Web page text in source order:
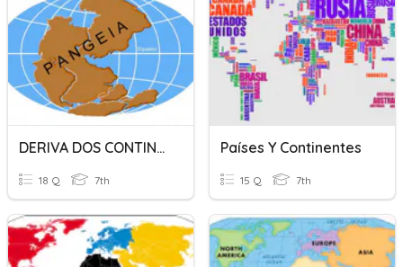
DERIVA DOS CONTINENTES
18 Q 7th
Países Y Continentes
15 Q 7th